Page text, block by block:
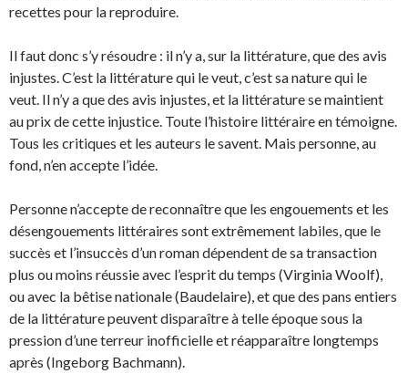
recettes pour la reproduire.
Il faut donc s’y résoudre : il n’y a, sur la littérature, que des avis
injustes. C’est la littérature qui le veut, c’est sa nature qui le
veut. Il n’y a que des avis injustes, et la littérature se maintient
au prix de cette injustice. Toute l’histoire littéraire en témoigne.
Tous les critiques et les auteurs le savent. Mais personne, au
fond, n’en accepte l’idée.
Personne n’accepte de reconnaître que les engouements et les
désengouements littéraires sont extrêmement labiles, que le
succès et l’insuccès d’un roman dépendent de sa transaction
plus ou moins réussie avec l’esprit du temps (Virginia Woolf),
ou avec la bêtise nationale (Baudelaire), et que des pans entiers
de la littérature peuvent disparaître à telle époque sous la
pression d’une terreur inofficielle et réapparaître longtemps
après (Ingeborg Bachmann).